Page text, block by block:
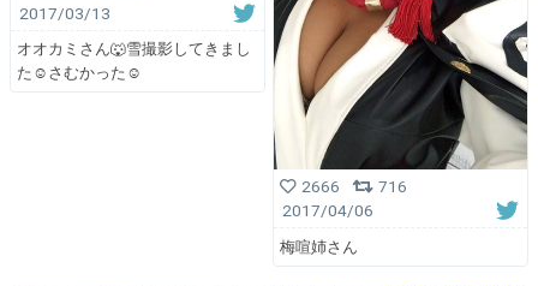
2017/03/13
オオカミさん🐺雪撮影してきまし
た☺️さむかった☺️
2666
716
2017/04/06
梅喧姉さん